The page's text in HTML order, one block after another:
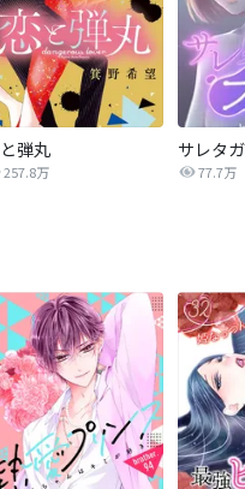
弾丸
257.8万 77.7万